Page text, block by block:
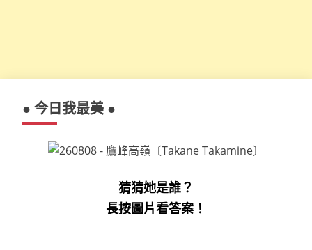
● 今日我最美 ●
猜猜她是誰？
長按圖片看答案！